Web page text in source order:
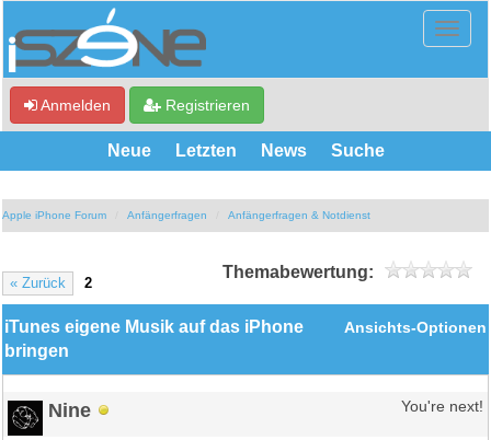
Anmelden Registrieren
Neue Letzten News Suche
Apple iPhone Forum Anfängerfragen Anfängerfragen & Notdienst
« Zurück 2
Themabewertung:
Ansichts-Optionen
iTunes eigene Musik auf das iPhone
bringen
Nine You're next!